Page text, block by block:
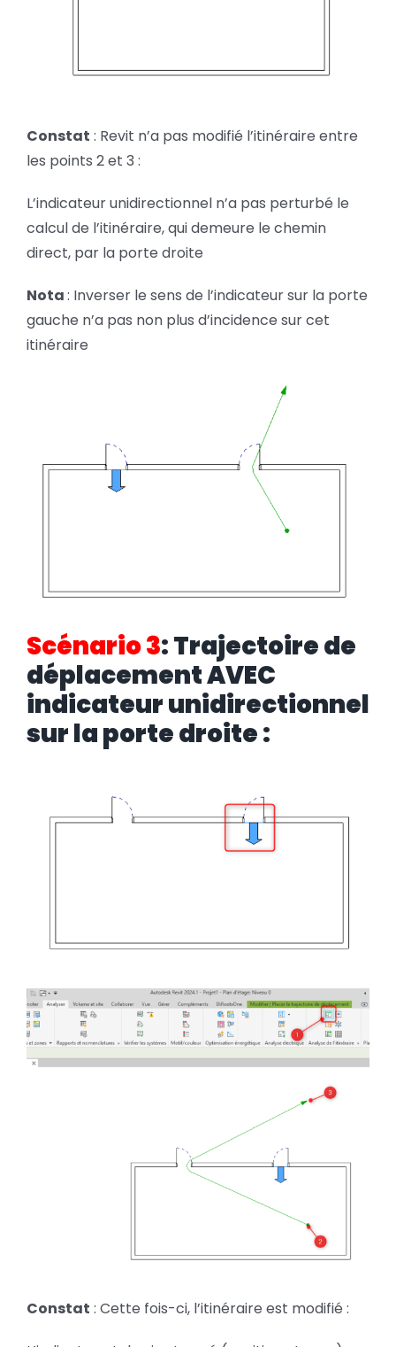
Constat : Revit n’a pas modifié l’itinéraire entre
les points 2 et 3 :
L’indicateur unidirectionnel n’a pas perturbé le
calcul de l’itinéraire, qui demeure le chemin
direct, par la porte droite
Nota: Inverser le sens de l’indicateur sur la porte
gauche n’a pas non plus d’incidence sur cet
itinéraire
Scénario 3: Trajectoire de
déplacement AVEC
indicateur unidirectionnel
sur la porte droite :
Constat : Cette fois-ci, l’itinéraire est modifié :